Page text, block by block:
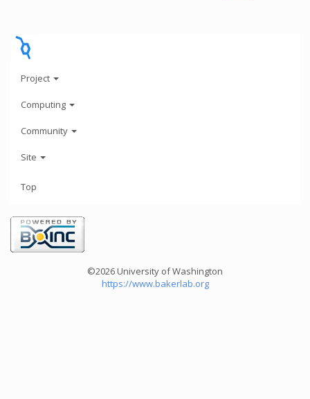
Project
Computing
Community
Site
Top
©2026 University of Washington
https://www.bakerlab.org